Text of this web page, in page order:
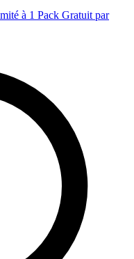
à 1 Pack Gratuit par